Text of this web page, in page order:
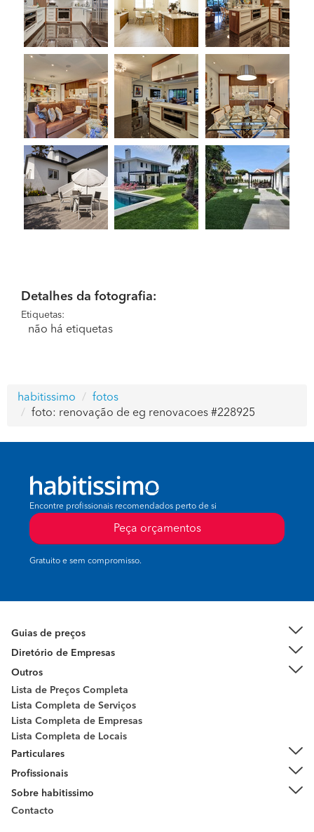
Detalhes da fotografia:
Etiquetas:
não há etiquetas
habitissimo
fotos
foto: renovação de eg renovacoes #228925
Encontre profissionais recomendados perto de si
Peça orçamentos
Gratuito e sem compromisso.
Guias de preços
Diretório de Empresas
Outros
Lista de Preços Completa
Lista Completa de Serviços
Lista Completa de Empresas
Lista Completa de Locais
Particulares
Profissionais
Sobre habitissimo
Contacto